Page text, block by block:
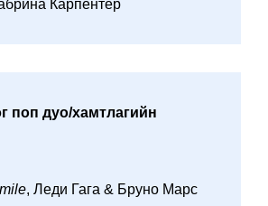
Карпентер
поп дуо/хамтлагийн
, Леди Гага & Бруно Марс